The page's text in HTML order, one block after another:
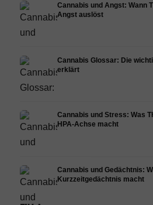
Cannabis und Angst: Wann
Angst auslöst
Cannabis Glossar: Die
erklärt
Cannabis und Stress: Was
HPA-Achse macht
Cannabis und Gedächtnis:
Kurzzeitgedächtnis macht